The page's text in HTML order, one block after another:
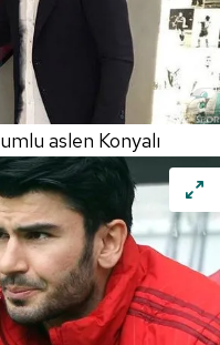
aslen Konyalı